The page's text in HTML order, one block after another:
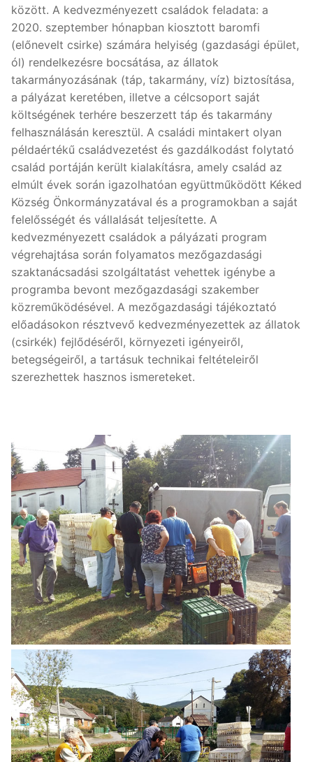
között. A kedvezményezett családok feladata: a
2020. szeptember hónapban kiosztott baromfi
(előnevelt csirke) számára helyiség (gazdasági épület,
ól) rendelkezésre bocsátása, az állatok
takarmányozásának (táp, takarmány, víz) biztosítása,
a pályázat keretében, illetve a célcsoport saját
költségének terhére beszerzett táp és takarmány
felhasználásán keresztül. A családi mintakert olyan
példaértékű családvezetést és gazdálkodást folytató
család portáján került kialakításra, amely család az
elmúlt évek során igazolhatóan együttműködött Kéked
Község Önkormányzatával és a programokban a saját
felelősségét és vállalását teljesítette. A
kedvezményezett családok a pályázati program
végrehajtása során folyamatos mezőgazdasági
szaktanácsadási szolgáltatást vehettek igénybe a
programba bevont mezőgazdasági szakember
közreműködésével. A mezőgazdasági tájékoztató
előadásokon résztvevő kedvezményezettek az állatok
(csirkék) fejlődéséről, környezeti igényeiről,
betegségeiről, a tartásuk technikai feltételeiről
szerezhettek hasznos ismereteket.